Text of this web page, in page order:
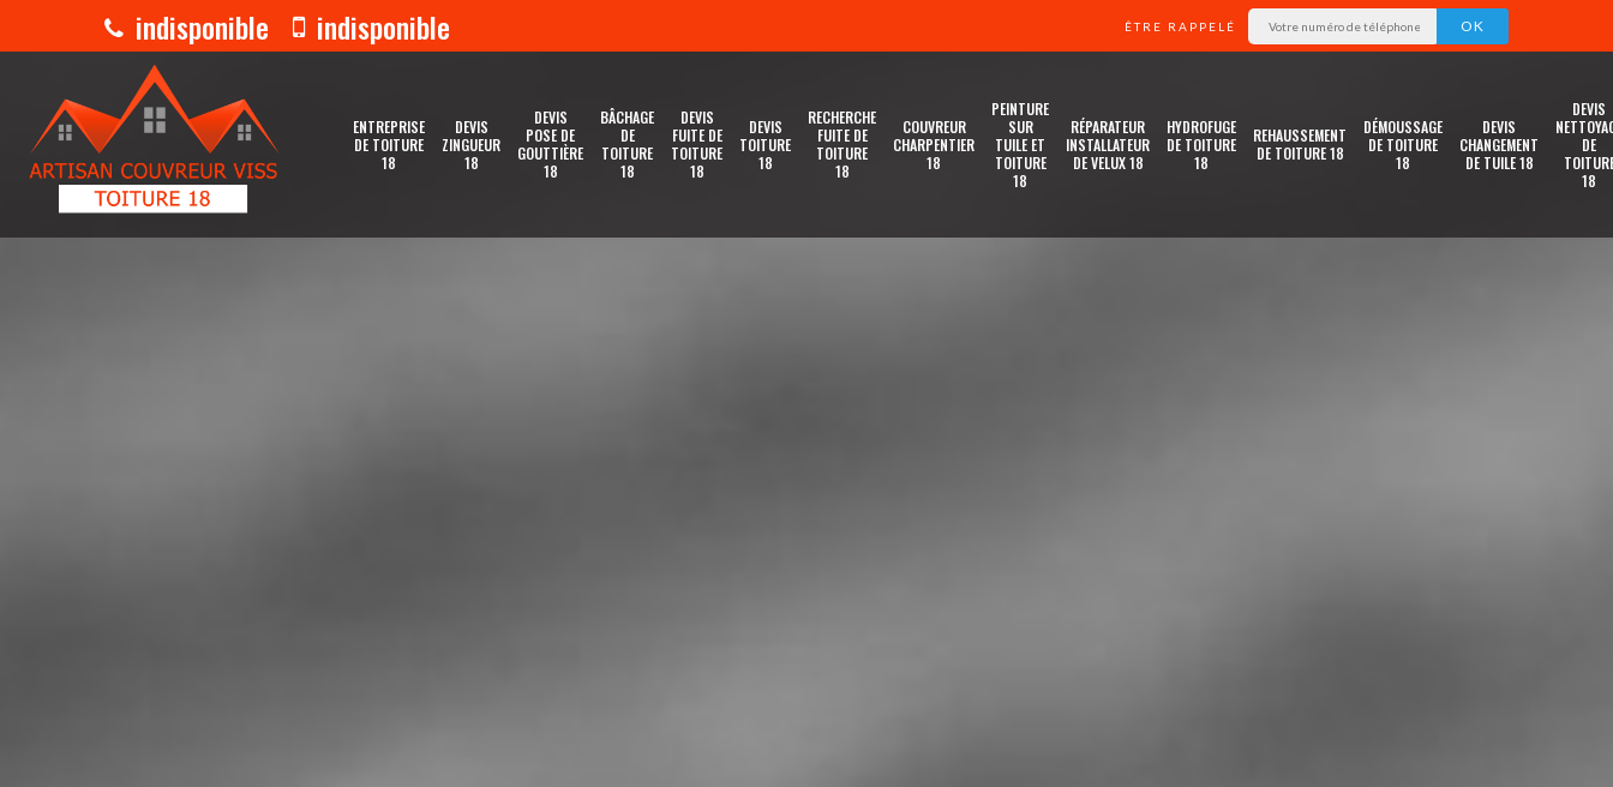
indisponible indisponible ÊTRE RAPPELÉ
ENTREPRISE
DE TOITURE
18
DEVIS
ZINGUEUR
18
DEVIS
POSE DE
GOUTTIÈRE
18
BÂCHAGE
DE
TOITURE
18
DEVIS
FUITE DE
TOITURE
18
DEVIS
TOITURE
18
RECHERCHE
FUITE DE
TOITURE
18
COUVREUR
CHARPENTIER
18
PEINTURE
SUR
TUILE ET
TOITURE
18
RÉPARATEUR
INSTALLATEUR
DE VELUX 18
HYDROFUGE
DE TOITURE
18
REHAUSSEMENT
DE TOITURE 18
DÉMOUSSAGE
DE TOITURE
18
DEVIS
CHANGEMENT
DE TUILE 18
DEVIS
DE
18